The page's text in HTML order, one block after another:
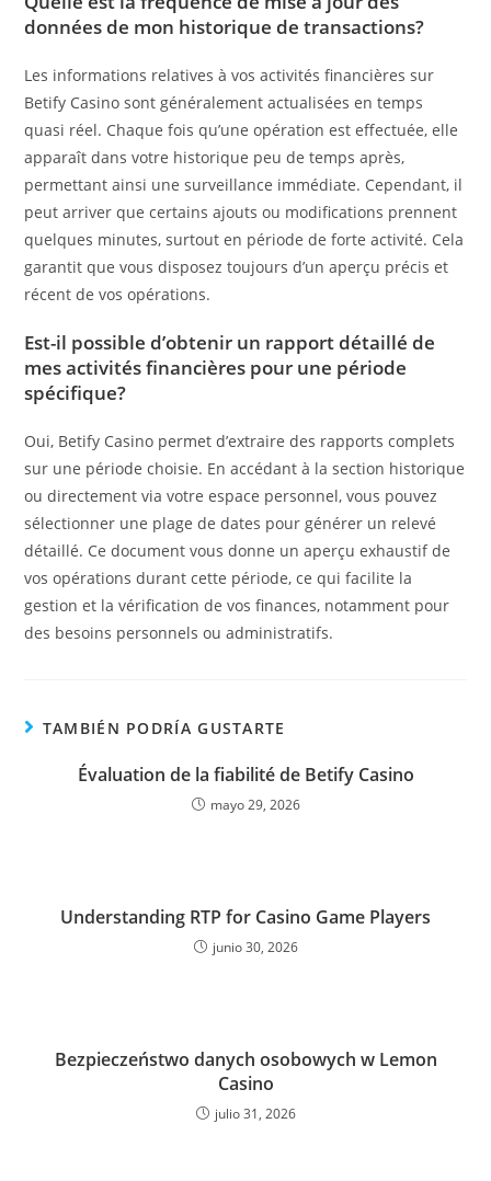
données de mon historique de transactions?
Les informations relatives à vos activités financières sur
Betify Casino sont généralement actualisées en temps
quasi réel. Chaque fois qu’une opération est effectuée, elle
apparaît dans votre historique peu de temps après,
permettant ainsi une surveillance immédiate. Cependant, il
peut arriver que certains ajouts ou modifications prennent
quelques minutes, surtout en période de forte activité. Cela
garantit que vous disposez toujours d’un aperçu précis et
récent de vos opérations.
Est-il possible d’obtenir un rapport détaillé de
mes activités financières pour une période
spécifique?
Oui, Betify Casino permet d’extraire des rapports complets
sur une période choisie. En accédant à la section historique
ou directement via votre espace personnel, vous pouvez
sélectionner une plage de dates pour générer un relevé
détaillé. Ce document vous donne un aperçu exhaustif de
vos opérations durant cette période, ce qui facilite la
gestion et la vérification de vos finances, notamment pour
des besoins personnels ou administratifs.
TAMBIÉN PODRÍA GUSTARTE
Évaluation de la fiabilité de Betify Casino
mayo 29, 2026
Understanding RTP for Casino Game Players
junio 30, 2026
Bezpieczeństwo danych osobowych w Lemon
Casino
julio 31, 2026